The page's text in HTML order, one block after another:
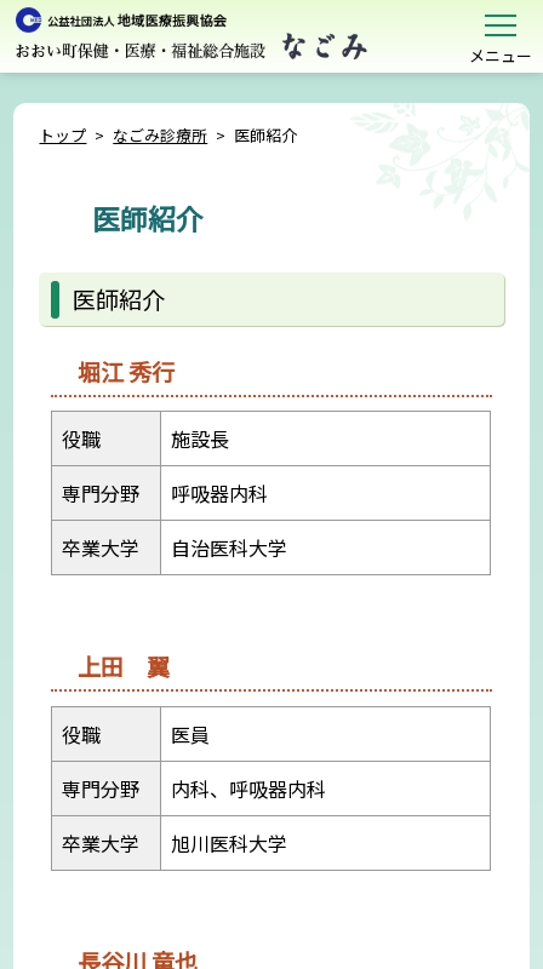
メニュー
トップ > なごみ診療所 > 医師紹介
医師紹介
医師紹介
堀江 秀行
役職
施設長
専門分野
呼吸器内科
卒業大学
自治医科大学
上田 翼
役職
医員
専門分野
内科、呼吸器内科
卒業大学
旭川医科大学
長谷川 竜也